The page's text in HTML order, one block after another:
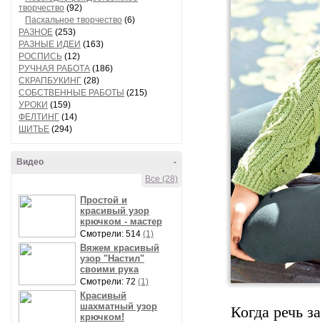
творчество (92)
Пасхальное творчество (6)
РАЗНОЕ (253)
РАЗНЫЕ ИДЕИ (163)
РОСПИСЬ (12)
РУЧНАЯ РАБОТА (186)
СКРАПБУКИНГ (28)
СОБСТВЕННЫЕ РАБОТЫ (215)
УРОКИ (159)
ФЕЛТИНГ (14)
ШИТЬЕ (294)
-
Видео
Все (28)
Простой и
красивый узор
крючком - мастер
Смотрели: 514 (1)
Вяжем красивый
узор "Настил"
своими рука
Смотрели: 72 (1)
Красивый
шахматный узор
крючком!
Когда речь